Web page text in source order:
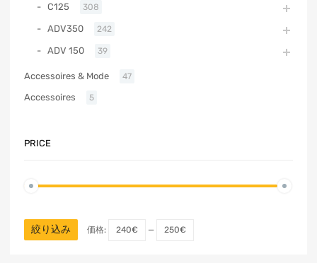
C125 308
ADV350 242
ADV 150 39
Accessoires & Mode 47
Accessoires 5
PRICE
絞り込み 価格: 240€ — 250€